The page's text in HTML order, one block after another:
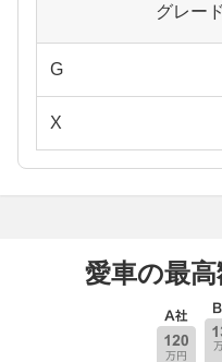
グレード
G
X
愛車の最高